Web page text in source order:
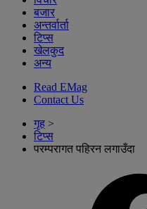
बजार
अन्तर्वार्ता
टिप्स
खेलकुद
अन्य
Read EMag
Contact Us
गृह >
टिप्स
परम्परागत पहिरन लगाउँदा